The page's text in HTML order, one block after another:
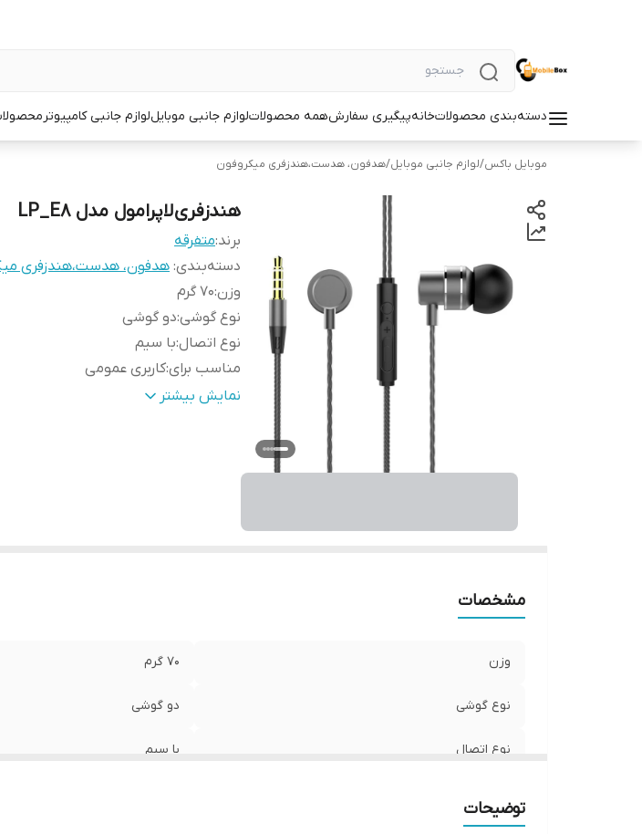
دسته‌بندی محصولاتخانهپیگیری سفارشهمه محصولاتلوازم جانبی موبایللوازم جانبی کامپیوتر
موبایل باکس/لوازم جانبی موبایل/هدفون، هدست،هندزفری میکروفون
هندزفری لاپرامول مدل LP_E8
برند:متفرقه
دسته‌بندی: هدفون، هدست،هندزفری
وزن:70 گرم
نوع گوشی:دو گوشی
نوع اتصال:با سیم
مناسب برای:کاربری عمومی
سایر مشخصات: نمایش بیشتر
مشخصات
وزن 70 گرم
نوع گوشی دو گوشی
نوع اتصال با سیم
توضیحات